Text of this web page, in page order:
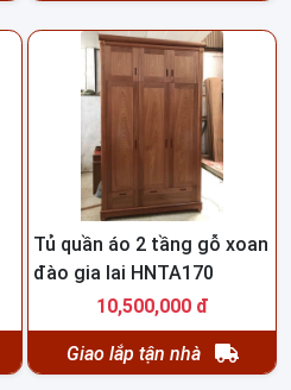
Tủ quần áo 2 tầng gỗ xoan
đào gia lai HNTA170
10,500,000 đ
Giao lắp tận nhà